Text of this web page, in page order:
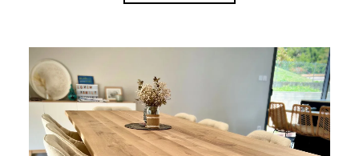
prix :
1
170 €
à
2
290 €